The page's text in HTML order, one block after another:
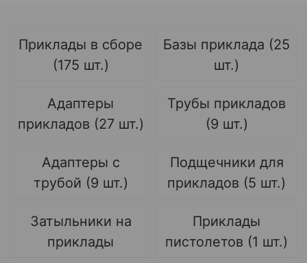
Приклады в сборе
(175 шт.)
Базы приклада (25
шт.)
Адаптеры
прикладов (27 шт.)
Трубы прикладов
(9 шт.)
Адаптеры с
трубой (9 шт.)
Подщечники для
прикладов (5 шт.)
Затыльники на
приклады
Приклады
пистолетов (1 шт.)